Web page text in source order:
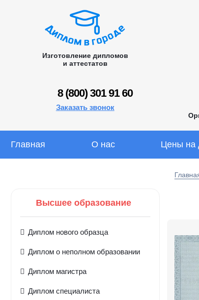
Изготовление дипломов
и аттестатов
8 (800) 301 91 60
Заказать звонок
Главная О нас Цены на
Высшее образование
Диплом нового образца
Диплом о неполном образовании
Диплом магистра
Диплом специалиста